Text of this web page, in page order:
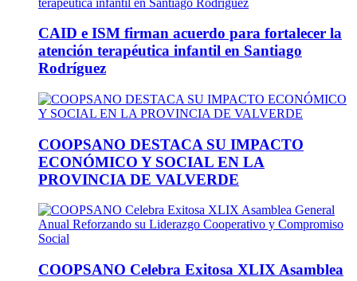
CAID e ISM firman acuerdo para fortalecer la
atención terapéutica infantil en Santiago
Rodríguez
COOPSANO DESTACA SU IMPACTO
ECONÓMICO Y SOCIAL EN LA
PROVINCIA DE VALVERDE
COOPSANO Celebra Exitosa XLIX Asamblea